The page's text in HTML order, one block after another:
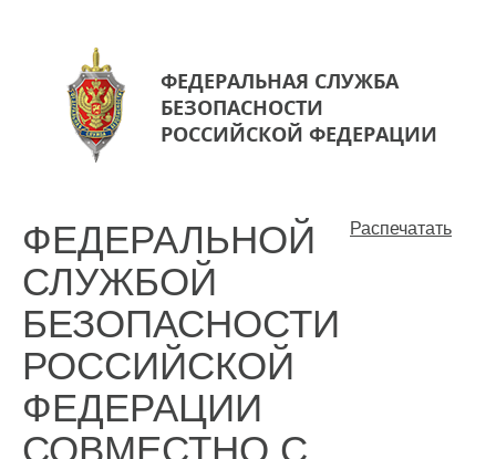
ФЕДЕРАЛЬНАЯ СЛУЖБА
БЕЗОПАСНОСТИ
РОССИЙСКОЙ ФЕДЕРАЦИИ
Распечатать
ФЕДЕРАЛЬНОЙ
СЛУЖБОЙ
БЕЗОПАСНОСТИ
РОССИЙСКОЙ
ФЕДЕРАЦИИ
СОВМЕСТНО С